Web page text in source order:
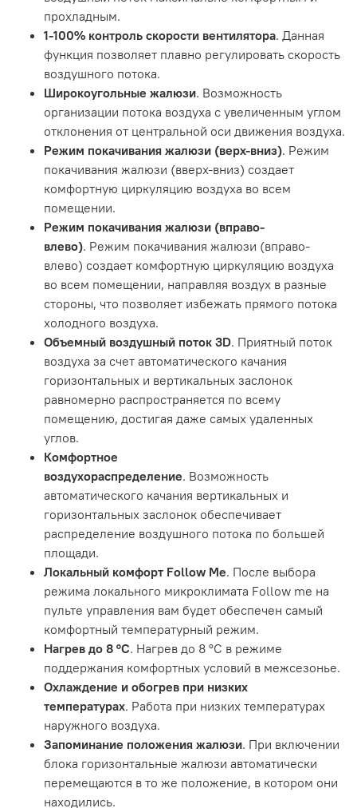
прохладным.
1-100% контроль скорости вентилятора. Данная
функция позволяет плавно регулировать скорость
воздушного потока.
Широкоугольные жалюзи. Возможность
организации потока воздуха с увеличенным углом
отклонения от центральной оси движения воздуха.
Режим покачивания жалюзи (верх-вниз). Режим
покачивания жалюзи (вверх-вниз) создает
комфортную циркуляцию воздуха во всем
помещении.
Режим покачивания жалюзи (вправо-
влево). Режим покачивания жалюзи (вправо-
влево) создает комфортную циркуляцию воздуха
во всем помещении, направляя воздух в разные
стороны, что позволяет избежать прямого потока
холодного воздуха.
Объемный воздушный поток 3D. Приятный поток
воздуха за счет автоматического качания
горизонтальных и вертикальных заслонок
равномерно распространяется по всему
помещению, достигая даже самых удаленных
углов.
Комфортное
воздухораспределение. Возможность
автоматического качания вертикальных и
горизонтальных заслонок обеспечивает
распределение воздушного потока по большей
площади.
Локальный комфорт Follow Me. После выбора
режима локального микроклимата Follow me на
пульте управления вам будет обеспечен самый
комфортный температурный режим.
Нагрев до 8 °С. Нагрев до 8 °С в режиме
поддержания комфортных условий в межсезонье.
Охлаждение и обогрев при низких
температурах. Работа при низких температурах
наружного воздуха.
Запоминание положения жалюзи. При включении
блока горизонтальные жалюзи автоматически
перемещаются в то же положение, в котором они
находились.